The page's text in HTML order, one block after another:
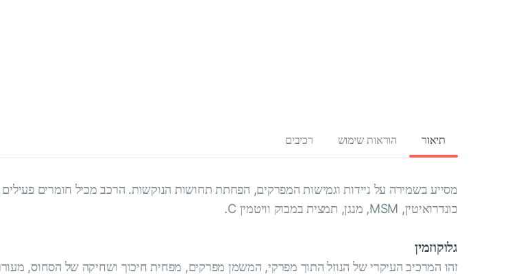
תיאור הוראות שימוש רכיבים
מסייע בשמירה על ניידות וגמישות המפרקים, הפחתת תחושות הנוקשות. הרכב מכיל חומרים
כונדרואיטין, MSM, מנגן, תמצית במבוק וויטמין C.
גלוקוזמין
זהו המרכיב העיקרי של הנוזל התוך מפרקי, המשמן מפרקים, מפחית חיכוך ושחיקה של הסחוס,